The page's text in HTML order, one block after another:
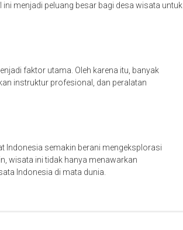
menjadi peluang besar bagi desa wisata untuk
faktor utama. Oleh karena itu, banyak
instruktur profesional, dan peralatan
Indonesia semakin berani mengeksplorasi
wisata ini tidak hanya menawarkan
Indonesia di mata dunia.